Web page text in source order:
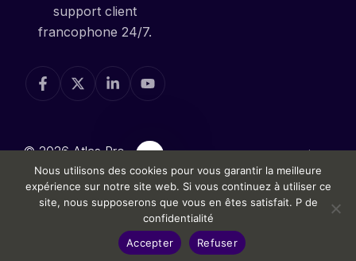
support client
francophone 24/7.
© 2026 Atlas Pro
ONTV — la Meilleure
iPTV en France
Politique de Confidentialité
Politique de Remboursement
Conditions d'utilisation
Besoin d’aide ?
Nous utilisons des cookies pour vous garantir la meilleure
expérience sur notre site web. Si vous continuez à utiliser ce
site, nous supposerons que vous en êtes satisfait. P de
confidentialité
Accepter
Refuser